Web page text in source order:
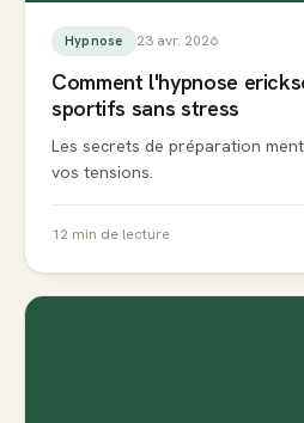
Hypnose 23 avr. 2026
Comment l'hypnose
sportifs sans stress
Les secrets de préparation
vos tensions.
12 min de lecture